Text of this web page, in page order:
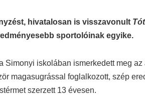
hivatalosan is visszavonult
sportolóinak egyike.
Simonyi iskolában ismerkedett meg az
magasugrással foglalkozott, szép
szerzett 13 évesen.